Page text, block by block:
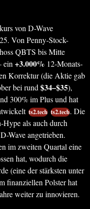
von D-Wave
Von Penny-Stock-
QBTS bis Mitte
ein +3.000% 12-Monats-
Korrektur (die Aktie gab
bei rund $34–$35),
300% im Plus und hat
ts2.tech ts2.tech. Die
als auch durch
Wave angetrieben.
im zweiten Quartal eine
hat, wodurch die
(eine der stärksten unter
finanziellen Polster hat
weiter zu innovieren.